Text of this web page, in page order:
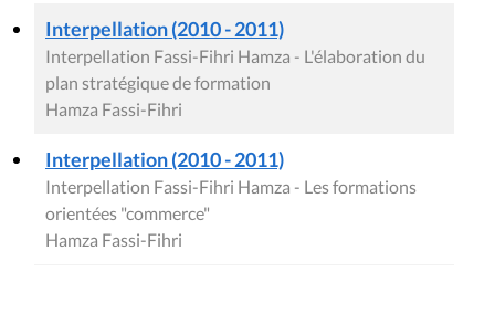
Interpellation (2010 - 2011)
Interpellation Fassi-Fihri Hamza - L'élaboration du
plan stratégique de formation
Hamza Fassi-Fihri
Interpellation (2010 - 2011)
Interpellation Fassi-Fihri Hamza - Les formations
orientées "commerce"
Hamza Fassi-Fihri